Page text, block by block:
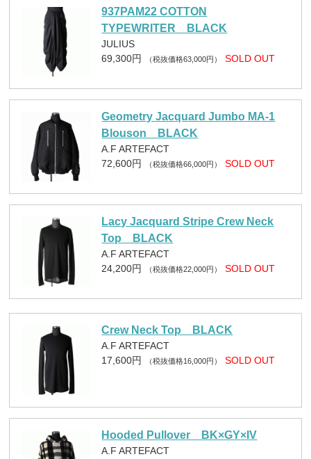
937PAM22 COTTON
TYPEWRITER BLACK
JULIUS
69,300円
（税抜価格63,000円） SOLD OUT
Geometry Jacquard Jumbo MA-1
Blouson BLACK
A.F ARTEFACT
72,600円
（税抜価格66,000円） SOLD OUT
Lacy Jacquard Stripe Crew Neck
Top BLACK
A.F ARTEFACT
24,200円
（税抜価格22,000円） SOLD OUT
Crew Neck Top BLACK
A.F ARTEFACT
17,600円
（税抜価格16,000円） SOLD OUT
Hooded Pullover BK×GY×IV
A.F ARTEFACT